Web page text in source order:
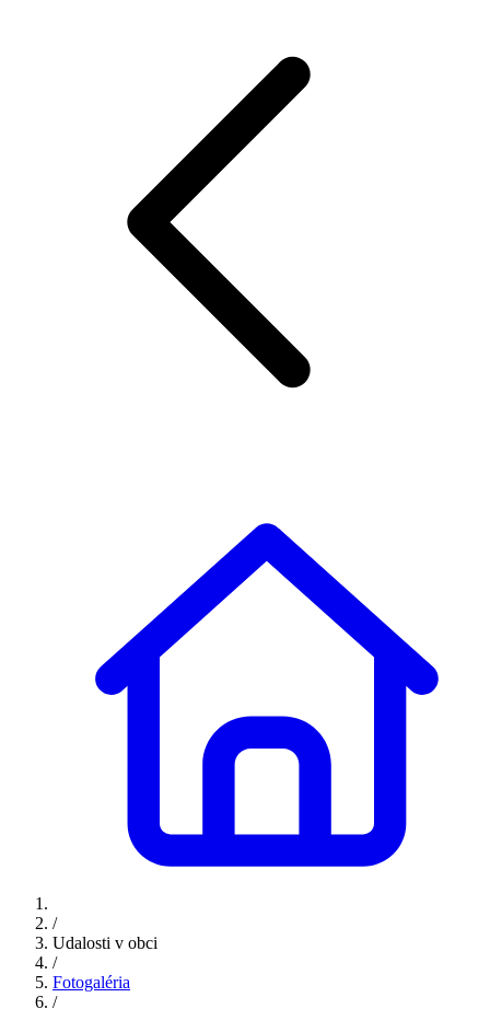
/
Udalosti v obci
/
Fotogaléria
/